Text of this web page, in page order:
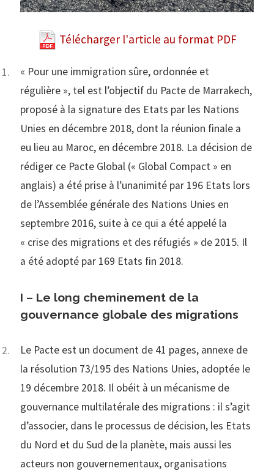
Télécharger l'article au format PDF
« Pour une immigration sûre, ordonnée et
régulière », tel est l’objectif du Pacte de Marrakech,
proposé à la signature des Etats par les Nations
Unies en décembre 2018, dont la réunion finale a
eu lieu au Maroc, en décembre 2018. La décision de
rédiger ce Pacte Global (« Global Compact » en
anglais) a été prise à l’unanimité par 196 Etats lors
de l’Assemblée générale des Nations Unies en
septembre 2016, suite à ce qui a été appelé la
« crise des migrations et des réfugiés » de 2015. Il
a été adopté par 169 Etats fin 2018.
I – Le long cheminement de la
gouvernance globale des migrations
Le Pacte est un document de 41 pages, annexe de
la résolution 73/195 des Nations Unies, adoptée le
19 décembre 2018. Il obéit à un mécanisme de
gouvernance multilatérale des migrations : il s’agit
d’associer, dans le processus de décision, les Etats
du Nord et du Sud de la planète, mais aussi les
acteurs non gouvernementaux, organisations